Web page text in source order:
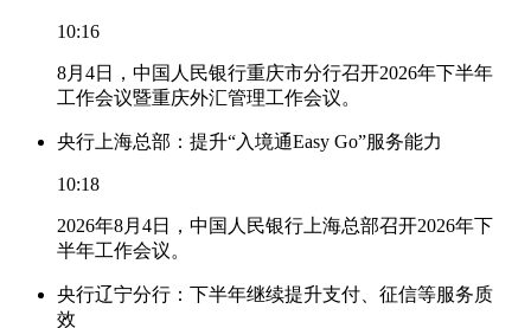
10:16
8月4日，中国人民银行重庆市分行召开2026年下半年
工作会议暨重庆外汇管理工作会议。
央行上海总部：提升“入境通Easy Go”服务能力
10:18
2026年8月4日，中国人民银行上海总部召开2026年下
半年工作会议。
央行辽宁分行：下半年继续提升支付、征信等服务质
效